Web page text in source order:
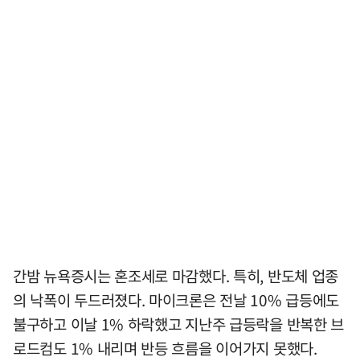
간밤 뉴욕증시는 혼조세로 마감했다. 특히, 반도체 업종
의 낙폭이 두드러졌다. 마이크론은 전날 10% 급등에도
불구하고 이날 1% 하락했고 지난주 급등락을 반복한 브
로드컴도 1% 내리며 반등 흐름을 이어가지 못했다.